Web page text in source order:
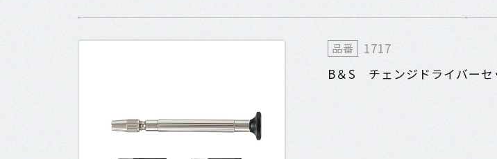
品番
1717
B＆S チェンジドライバーセ